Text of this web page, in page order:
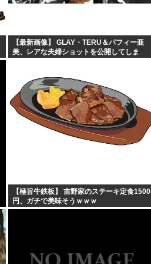
【最新画像】 GLAY・TERU＆パフィー亜
美、レアな夫婦ショットを公開してしま
【極旨牛鉄板】 吉野家のステーキ定食1500
円、ガチで美味そうｗｗｗ